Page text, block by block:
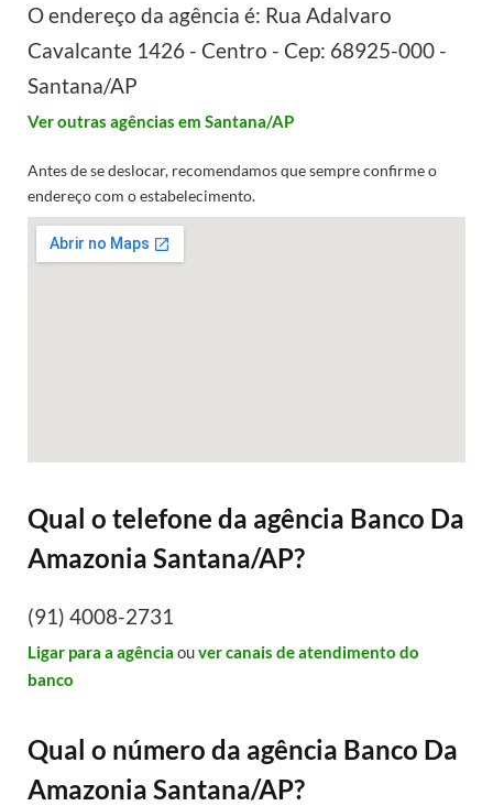
O endereço da agência é: Rua Adalvaro
Cavalcante 1426 - Centro - Cep: 68925-000 -
Santana/AP
Ver outras agências em Santana/AP
Antes de se deslocar, recomendamos que sempre confirme o
endereço com o estabelecimento.
Qual o telefone da agência Banco Da
Amazonia Santana/AP?
(91) 4008-2731
Ligar para a agência ouver canais de atendimento do
banco
Qual o número da agência Banco Da
Amazonia Santana/AP?